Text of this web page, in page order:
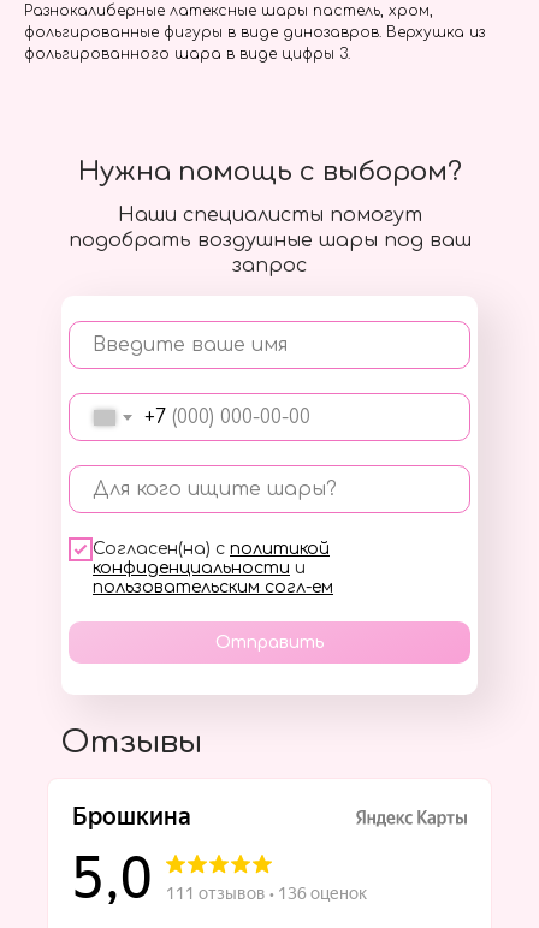
Разнокалиберные латексные шары пастель, хром,
фольгированные фигуры в виде динозавров. Верхушка из
фольгированного шара в виде цифры 3.
Наши специалисты помогут
подобрать воздушные шары под ваш
запрос
Введите ваше имя
+7
Для кого ищите шары?
Согласен(на) с политикой
конфиденциальности и
пользовательским согл-ем
Отправить
Нужна помощь с выбором?
Отзывы